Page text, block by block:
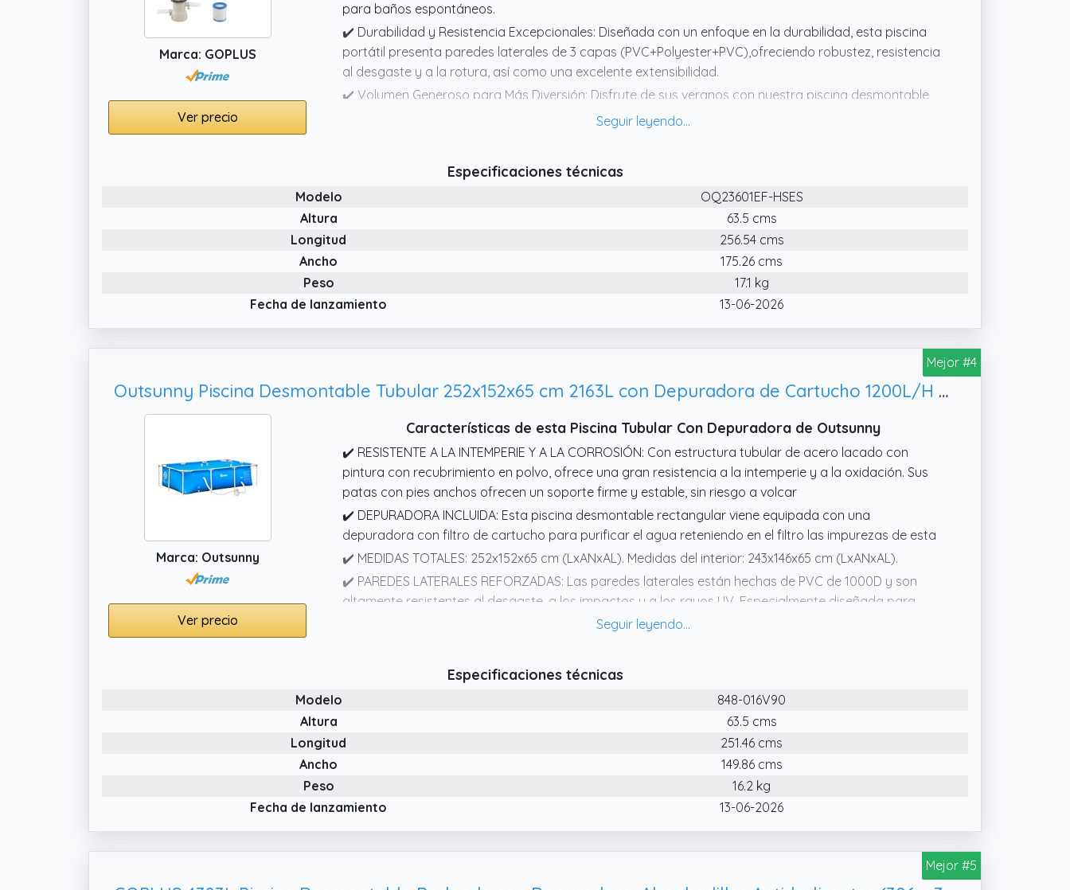
Marca: GOPLUS
Ver precio
para baños espontáneos.
✔️ Durabilidad y Resistencia Excepcionales: Diseñada con un enfoque en la durabilidad, esta piscina
portátil presenta paredes laterales de 3 capas (PVC+Polyester+PVC),ofreciendo robustez, resistencia
al desgaste y a la rotura, así como una excelente extensibilidad.
✔️ Volumen Generoso para Más Diversión: Disfrute de sus veranos con nuestra piscina desmontable
sobre suelo que puede contener hasta 2612 litros de agua, ofreciendo suficiente espacio para
✔️ Instalación Rápida: Ensambla tu piscina sobre suelo en solo 30 minutos sin la ayuda de
herramientas. Con sus dimensiones de 258 m x 179 m x 66 cm (L x AN x AL),se adapta perfectamente a
la mayoría de los jardines, patios o traspatios, convirtiéndose en un añadido estético y funcional a su
espacio exterior.
✔️ Estructura Sólida y Confiable: El marco metálico de nuestra piscina plegable está revestido con
polvo para resistir la oxidación, soportado por una estructura triangular y bandas de tensión en el
fondo, garantizando una estabilidad y seguridad máximas durante el uso.Las juntas de las esquinas
Especificaciones técnicas
Modelo
OQ23601EF-HSES
Altura
63.5 cms
Longitud
256.54 cms
Ancho
175.26 cms
Peso
17.1 kg
Fecha de lanzamiento
13-06-2026
Mejor #4
Outsunny Piscina Desmontable Tubular 252x152x65 cm 2163L con Depuradora de Cartucho 1200L/H Piscina Rectangular de Exterior para Adultos y Niños Azul
Marca: Outsunny
Ver precio
Características de esta Piscina Tubular Con Depuradora de Outsunny
✔️ RESISTENTE A LA INTEMPERIE Y A LA CORROSIÓN: Con estructura tubular de acero lacado con
pintura con recubrimiento en polvo, ofrece una gran resistencia a la intemperie y a la oxidación. Sus
patas con pies anchos ofrecen un soporte firme y estable, sin riesgo a volcar
✔️ DEPURADORA INCLUIDA: Esta piscina desmontable rectangular viene equipada con una
depuradora con filtro de cartucho para purificar el agua reteniendo en el filtro las impurezas de esta
✔️ MEDIDAS TOTALES: 252x152x65 cm (LxANxAL). Medidas del interior: 243x146x65 cm (LxANxAL).
✔️ PAREDES LATERALES REFORZADAS: Las paredes laterales están hechas de PVC de 1000D y son
altamente resistentes al desgaste, a los impactos y a los rayos UV. Especialmente diseñada para
combatir el calor del verano y que puedas divertirte con familiares y amigos
Especificaciones técnicas
Modelo
848-016V90
Altura
63.5 cms
Longitud
251.46 cms
Ancho
149.86 cms
Peso
16.2 kg
Fecha de lanzamiento
13-06-2026
Mejor #5